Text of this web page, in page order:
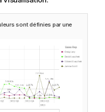
sont définies par une